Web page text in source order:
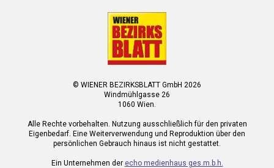
© WIENER BEZIRKSBLATT GmbH 2026
Windmühlgasse 26
1060 Wien.
Alle Rechte vorbehalten. Nutzung ausschließlich für den privaten
Eigenbedarf. Eine Weiterverwendung und Reproduktion über den
persönlichen Gebrauch hinaus ist nicht gestattet.
Ein Unternehmen der echo medienhaus ges.m.b.h.